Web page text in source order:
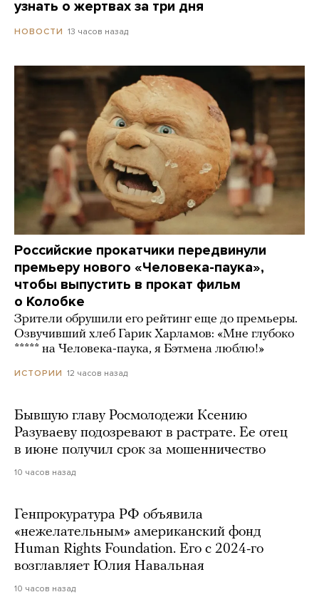
узнать о жертвах за три дня
НОВОСТИ 13 часов назад
Российские прокатчики передвинули
премьеру нового «Человека-паука»,
чтобы выпустить в прокат фильм
о Колобке
Зрители обрушили его рейтинг еще до премьеры.
Озвучивший хлеб Гарик Харламов: «Мне глубоко
***** на Человека-паука, я Бэтмена люблю!»
ИСТОРИИ 12 часов назад
Бывшую главу Росмолодежи Ксению
Разуваеву подозревают в растрате. Ее отец
в июне получил срок за мошенничество
10 часов назад
Генпрокуратура РФ объявила
«нежелательным» американский фонд
Human Rights Foundation. Его с 2024-го
возглавляет Юлия Навальная
10 часов назад